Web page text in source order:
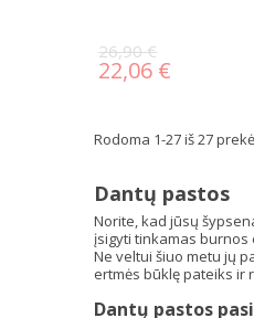
26,90 €
22,06 €
Rodoma 1-27 iš 27
Dantų pastos
Norite, kad jūsų
įsigyti tinkamas
Ne veltui šiuo metu jų
ertmės būklę pateiks ir
Dantų pastos